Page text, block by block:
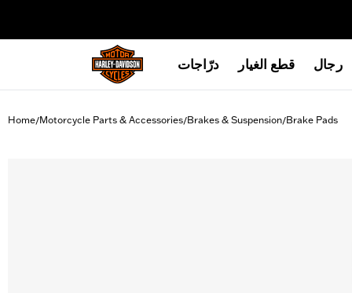
درّاجات قطع الغيار رجال
Home/Motorcycle Parts & Accessories/Brakes & Suspension/Brake Pads